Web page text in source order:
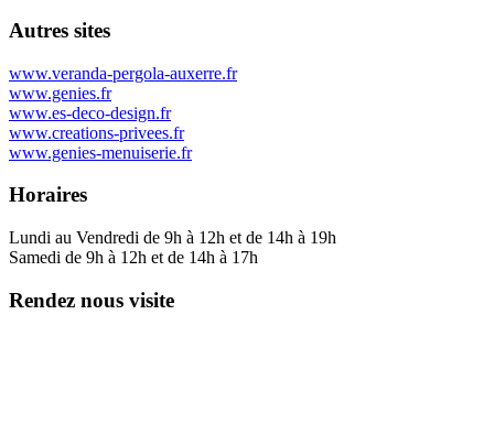
Autres sites
www.veranda-pergola-auxerre.fr
www.genies.fr
www.es-deco-design.fr
www.creations-privees.fr
www.genies-menuiserie.fr
Horaires
Lundi au Vendredi de 9h à 12h et de 14h à 19h
Samedi de 9h à 12h et de 14h à 17h
Rendez nous visite